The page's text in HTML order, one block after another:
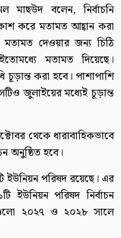
মাছউদ বলেন, নির্বাচনি
করে মতামত আহ্বান করা
দেওয়ার জন্য চিঠি
মতামত দিয়েছে।
করা হবে। পাশাপাশি
জুলাইয়ের মধ্যেই চূড়ান্ত
থেকে ধারাবাহিকভাবে
অনুষ্ঠিত হবে।
ইউনিয়ন পরিষদ রয়েছে। এর
ইউনিয়ন পরিষদ নির্বাচন
২০২৭ ও ২০২৮ সালে